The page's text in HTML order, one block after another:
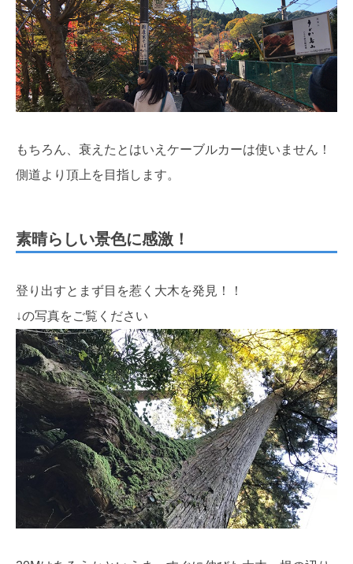
もちろん、衰えたとはいえケーブルカーは使いません！
側道より頂上を目指します。
素晴らしい景色に感激！
登り出すとまず目を惹く大木を発見！！
↓の写真をご覧ください